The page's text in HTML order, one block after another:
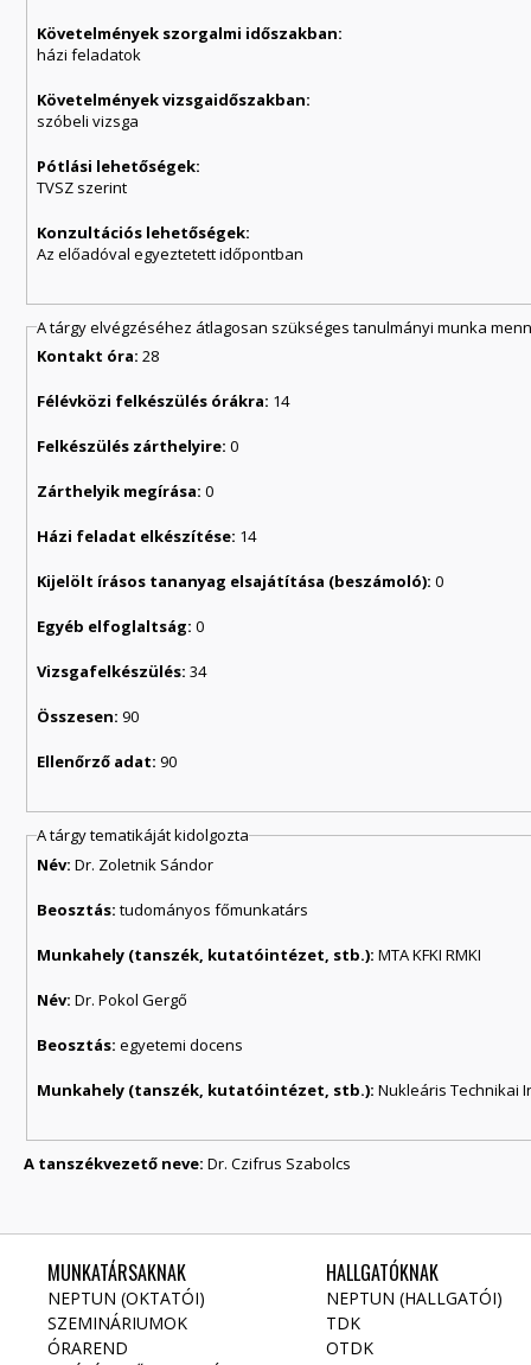
Követelmények szorgalmi időszakban:
házi feladatok
Követelmények vizsgaidőszakban:
szóbeli vizsga
Pótlási lehetőségek:
TVSZ szerint
Konzultációs lehetőségek:
Az előadóval egyeztetett időpontban
A tárgy elvégzéséhez átlagosan szükséges tanulmányi munka
Kontakt óra:28
Félévközi felkészülés órákra: 14
Felkészülés zárthelyire:0
Zárthelyik megírása:0
Házi feladat elkészítése: 14
Kijelölt írásos tananyag elsajátítása (beszámoló):0
Egyéb elfoglaltság:0
Vizsgafelkészülés:34
Összesen:90
Ellenőrző adat:90
A tárgy tematikáját kidolgozta
Név:Dr. Zoletnik Sándor
Beosztás:tudományos főmunkatárs
Munkahely (tanszék, kutatóintézet, stb.):MTA KFKI RMKI
Név:Dr. Pokol Gergő
Beosztás:egyetemi docens
Munkahely (tanszék, kutatóintézet, stb.):Nukleáris Technikai
A tanszékvezető neve: Dr. Czifrus Szabolcs
MUNKATÁRSAKNAK
NEPTUN (OKTATÓI)
SZEMINÁRIUMOK
ÓRAREND
HALLGATÓKNAK
NEPTUN (HALLGATÓI)
TDK
OTDK